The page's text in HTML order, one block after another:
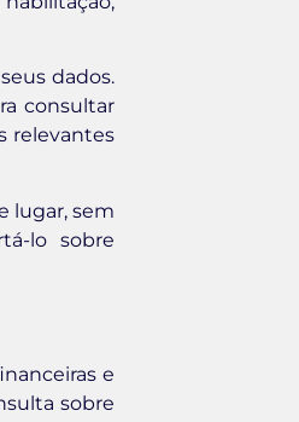
dados.
consultar
relevantes
lugar, sem
lo sobre
e
sobre